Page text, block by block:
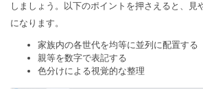
しましょう。以下のポイントを押さえると、見
になります。
家族内の各世代を均等に並列に配置する
親等を数字で表記する
色分けによる視覚的な整理